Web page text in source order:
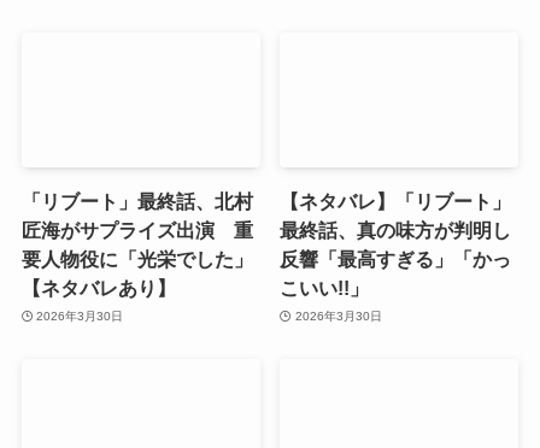
「リブート」最終話、北村
匠海がサプライズ出演 重
要人物役に「光栄でした」
【ネタバレあり】
2026年3月30日
【ネタバレ】「リブート」
最終話、真の味方が判明し
反響「最高すぎる」「かっ
こいい!!」
2026年3月30日